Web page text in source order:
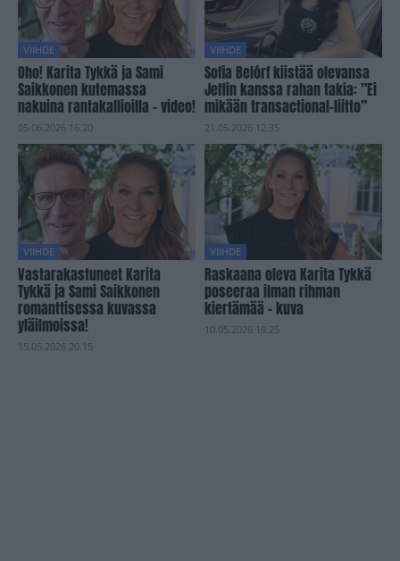
VIIHDE
Oho! Karita Tykkä ja Sami
Saikkonen kutemassa
nakuina rantakallioilla – video!
05.06.2026 16.20
VIIHDE
Sofia Belórf kiistää olevansa
Jeffin kanssa rahan takia: ”Ei
mikään transactional-liitto”
21.05.2026 12.35
VIIHDE
Vastarakastuneet Karita
Tykkä ja Sami Saikkonen
romanttisessa kuvassa
yläilmoissa!
15.05.2026 20.15
VIIHDE
Raskaana oleva Karita Tykkä
poseeraa ilman rihman
kiertämää – kuva
10.05.2026 19.25